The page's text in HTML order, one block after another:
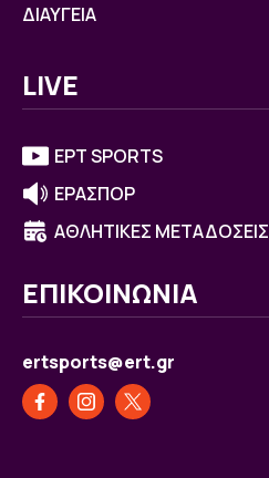
ΔΙΑΥΓΕΙΑ
LIVE
ΕΡΤ SPORTS
ΕΡΑΣΠΟΡ
ΑΘΛΗΤΙΚΕΣ ΜΕΤΑΔΟΣΕΙΣ
ΕΠΙΚΟΙΝΩΝΙΑ
ertsports@ert.gr